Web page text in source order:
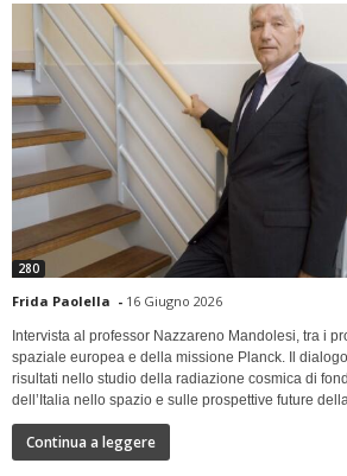
280
Frida Paolella - 16 Giugno 2026
Intervista al professor Nazzareno Mandolesi, tra i
spaziale europea e della missione Planck. Il
risultati nello studio della radiazione cosmica di
dell’Italia nello spazio e sulle prospettive future
Continua a leggere